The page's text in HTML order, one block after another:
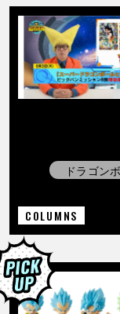
ドラゴン
COLUMNS